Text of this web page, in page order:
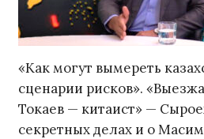
«Как могут вымереть
сценарии рисков».
Токаев — китаист» —
секретных делах и о